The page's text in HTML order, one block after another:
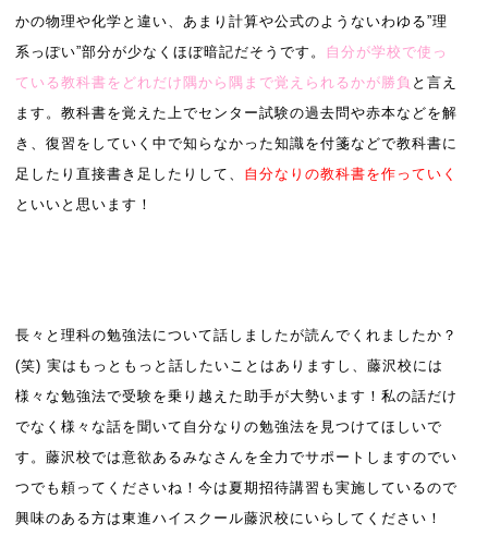
かの物理や化学と違い、あまり計算や公式のようないわゆる”理
系っぽい”部分が少なくほぼ暗記だそうです。
自分が学校で使っ
ている教科書をどれだけ隅から隅まで覚えられるかが勝負 と言え
ます。 教科書を覚えた上でセンター試験の過去問や赤本などを解
き、復習をしていく中で知らなかった知識を付箋などで教科書に
足したり直接書き足したりして、 自分なりの教科書を作っていく
といいと思います！
長々と理科の勉強法について話しましたが読んでくれましたか？
(笑) 実はもっともっと話したいことはありますし、藤沢校には
様々な勉強法で受験を乗り越えた助手が大勢います！私の話だけ
でなく様々な話を聞いて自分なりの勉強法を見つけてほしいで
す。藤沢校では意欲あるみなさんを全力でサポートしますのでい
つでも頼ってくださいね！今は夏期招待講習も実施しているので
興味のある方は東進ハイスクール藤沢校にいらしてください！